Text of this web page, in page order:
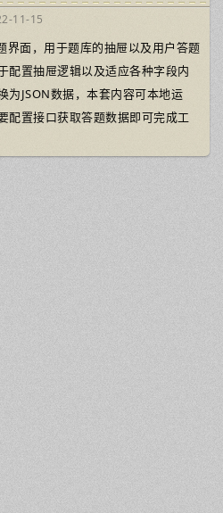
11-15
界面，用于题库的抽屉以及用户答题
配置抽屉逻辑以及适应各种字段内
为JSON数据，本套内容可本地运
配置接口获取答题数据即可完成工